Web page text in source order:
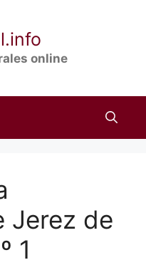
online
Jerez de
1